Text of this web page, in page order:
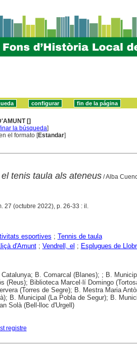
[]
la búsqueda]
el formato [Estandar]
tenis taula als ateneus/ Alba
27 (octubre 2022), p. 26-33 : il.
esportives ; Tennis de taula
Lliçà d'Amunt; Vendrell, el ; Esplugues de
Catalunya; B. Comarcal (Blanes); ; B.
(Reus); Biblioteca Marcel·lí Domingo
(Torres de Segre); B. Mestra Maria
B. Municipal (La Pobla de Segur); B.
Solà (Bell-lloc d'Urgell)
registre